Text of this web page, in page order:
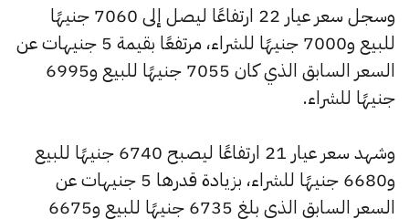
وسجل سعر عيار 22 ارتفاعًا ليصل إلى 7060 جنيهًا
للبيع و7000 جنيهًا للشراء، مرتفعًا بقيمة 5 جنيهات عن
السعر السابق الذي كان 7055 جنيهًا للبيع و6995
جنيهًا للشراء.
وشهد سعر عيار 21 ارتفاعًا ليصبح 6740 جنيهًا للبيع
و6680 جنيهًا للشراء، بزيادة قدرها 5 جنيهات عن
السعر السابق الذي بلغ 6735 جنيهًا للبيع و6675